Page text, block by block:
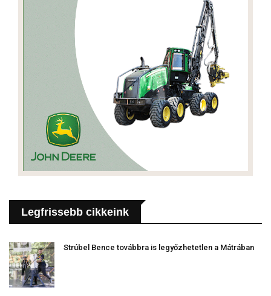
Legfrissebb cikkeink
Strúbel Bence továbbra is legyőzhetetlen a Mátrában